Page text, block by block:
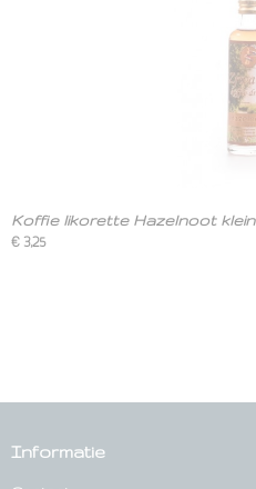
Koffie likorette Hazelnoot klein
€ 3,25
Informatie